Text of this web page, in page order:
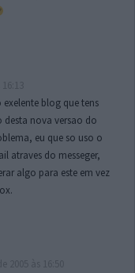
blog que tens
nova versao do
eu que so uso o
atraves do messeger,
algo para este em vez